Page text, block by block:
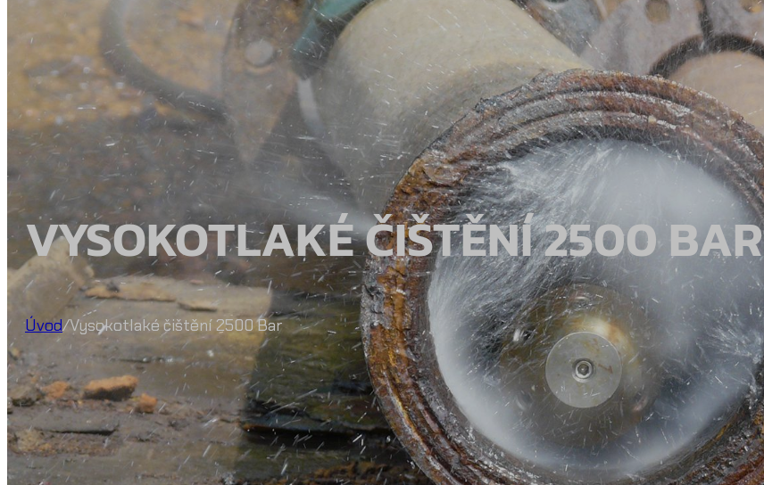
VYSOKOTLAKÉ ČIŠTĚNÍ 2500 BAR
Úvod/Vysokotlaké čištění 2500 Bar